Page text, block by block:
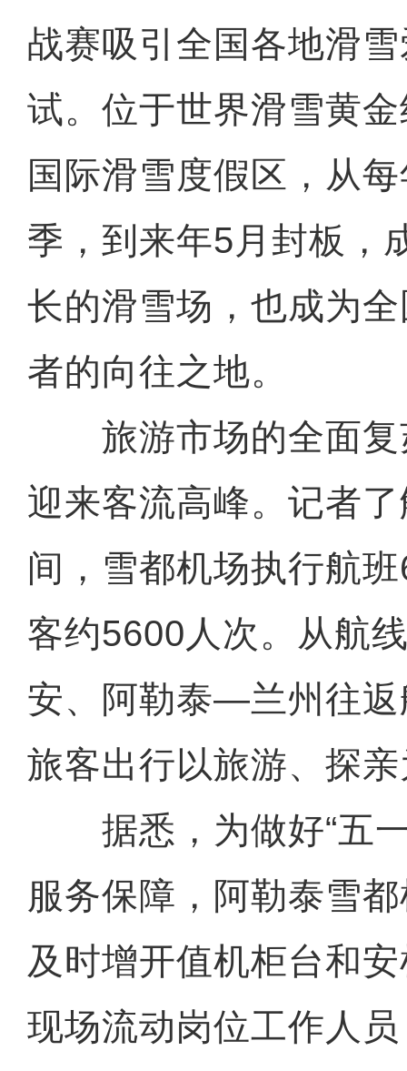
战赛吸引全国各地滑
试。位于世界滑雪黄
国际滑雪度假区，从
季，到来年5月封板，
长的滑雪场，也成为
者的向往之地。
旅游市场的全面复
迎来客流高峰。记者了
间，雪都机场执行航
客约5600人次。从航
安、阿勒泰—兰州往
旅客出行以旅游、探
据悉，为做好“五一
服务保障，阿勒泰雪
及时增开值机柜台和
现场流动岗位工作人